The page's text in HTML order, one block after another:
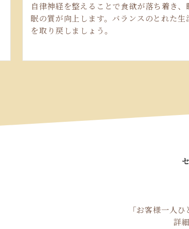
自律神経を整えることで食欲が落ち着き、
眠の質が向上します。バランスのとれた生
を取り戻しましょう。
「お客様一人
詳